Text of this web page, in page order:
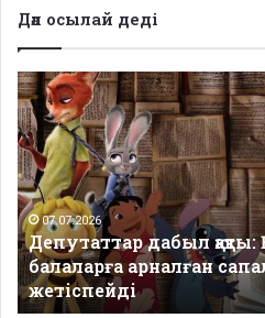
Дәл осылай деді
Депутаттар
дабыл
қақты:
Қазақстанда
балаларға
арналған
сапалы
қазақша
контент
жетіспейді
07.07.2026
Депутаттар дабыл қақты:
балаларға арналған
жетіспейді